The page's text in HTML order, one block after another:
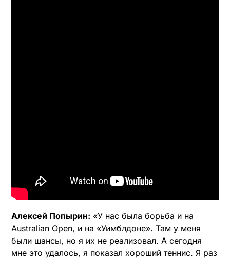
Алексей Попырин: «У нас была борьба и на
Australian Open, и на «Уимблдоне». Там у меня
были шансы, но я их не реализовал. А сегодня
мне это удалось, я показал хороший теннис. Я раз